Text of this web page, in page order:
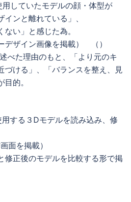
していたモデルの顔・体型が
インと離れている」、
」と感じた為。
ザイン画像を掲載） （）
べた理由のもと、「より元のキ
づける」、「バランスを整え、見
的。
する３Dモデルを読み込み、修
を掲載）
正後のモデルを比較する形で掲